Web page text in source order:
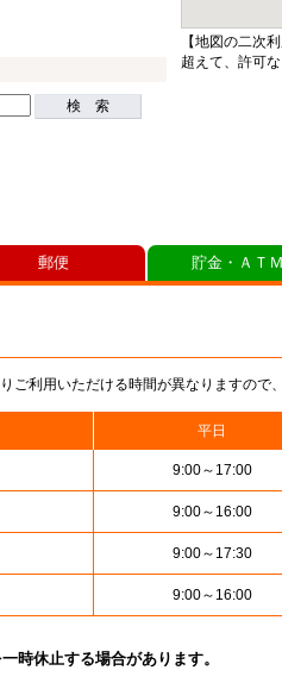
検 索
【地図の二次
超えて、許可
ご利用いただける時間が異なりますので
平日
9:00～17:00
9:00～16:00
9:00～17:30
9:00～16:00
時休止する場合があります。
郵便 貯金・ＡＴ